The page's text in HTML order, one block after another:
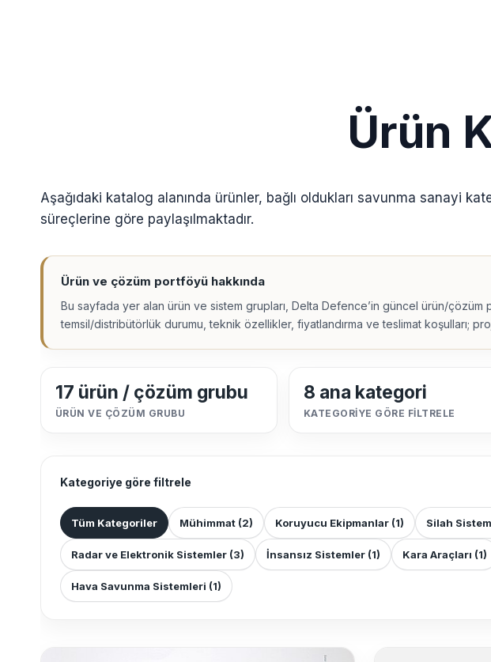
Ürün
Aşağıdaki katalog alanında ürünler, bağlı oldukları savunma sanayi
süreçlerine göre paylaşılmaktadır.
Ürün ve çözüm portföyü hakkında
Bu sayfada yer alan ürün ve sistem grupları, Delta Defence’in güncel ürün/
temsil/distribütörlük durumu, teknik özellikler, fiyatlandırma ve teslimat koşulları;
17 ürün / çözüm grubu
ÜRÜN VE ÇÖZÜM GRUBU
8 ana kategori
KATEGORIYE GÖRE FILTRELE
Kategoriye göre filtrele
Tüm Kategoriler Mühimmat (2) Koruyucu Ekipmanlar (1) Silah
Radar ve Elektronik Sistemler (3) İnsansız Sistemler (1) Kara Araçları (1)
Hava Savunma Sistemleri (1)